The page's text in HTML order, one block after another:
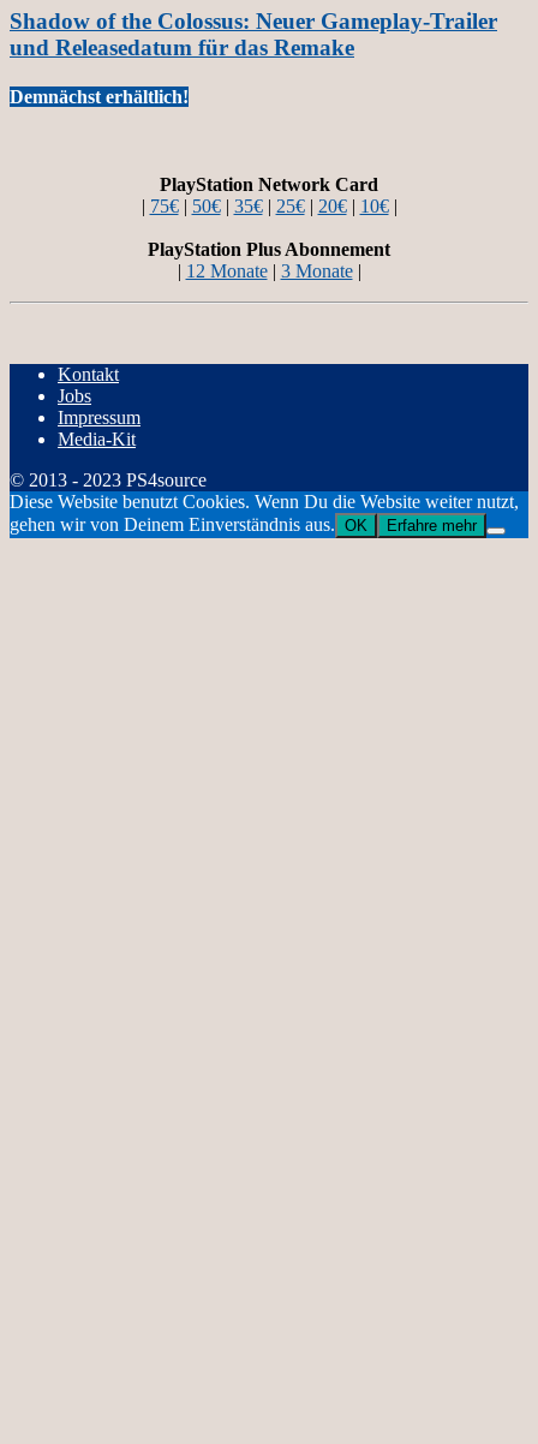
Shadow of the Colossus: Neuer Gameplay-Trailer
und Releasedatum für das Remake
Demnächst erhältlich!
PlayStation Network Card
75€| 50€| 35€| 25€| 20€| 10€|
PlayStation Plus Abonnement
12 Monate| 3 Monate|
Kontakt
Jobs
Impressum
Media-Kit
© 2013 - 2023 PS4source
Diese Website benutzt Cookies. Wenn Du die Website weiter nutzt,
gehen wir von Deinem Einverständnis aus. OK Erfahre mehr